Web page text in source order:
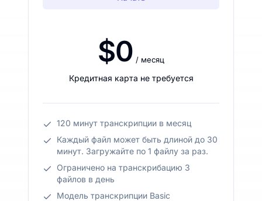
$0 / месяц
Кредитная карта не требуется
120 минут транскрипции в месяц
Каждый файл может быть длиной до 30
минут. Загружайте по 1 файлу за раз.
Ограничено на транскрибацию 3
файлов в день
Модель транскрипции Basic